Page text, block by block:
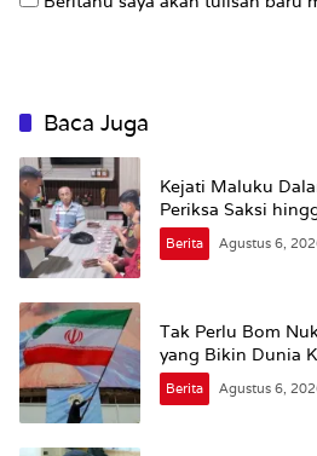
Baca Juga
Kejati Maluku
Periksa Saksi
Berita Agustus 6,
Tak Perlu Bom
yang Bikin Dunia
Berita Agustus 6,